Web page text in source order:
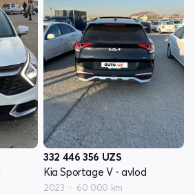
332 446 356 UZS
Kia Sportage V - avlod
2023 60 000 km